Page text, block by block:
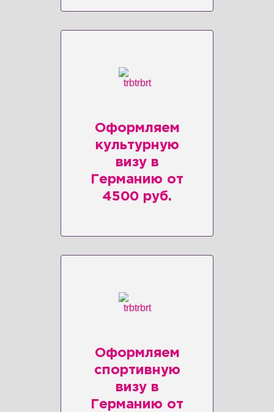
Оформляем
культурную
визу в
Германию от
4500 руб.
Оформляем
спортивную
визу в
Германию от